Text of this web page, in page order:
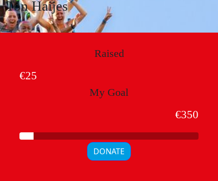
Ton Haijes
Raised
€25
My Goal
€350
DONATE